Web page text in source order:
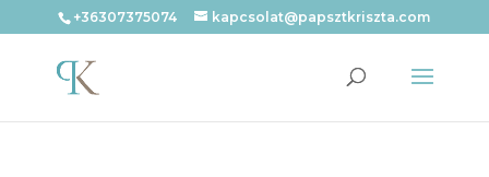
+36307375074 kapcsolat@papsztkriszta.com